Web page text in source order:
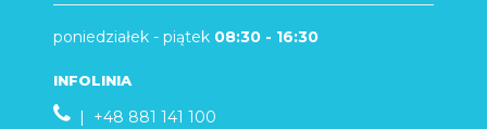
poniedziałek - piątek 08:30 - 16:30
INFOLINIA
| +48 881 141 100